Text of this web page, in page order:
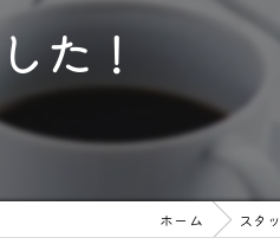
た！
ホーム スタ